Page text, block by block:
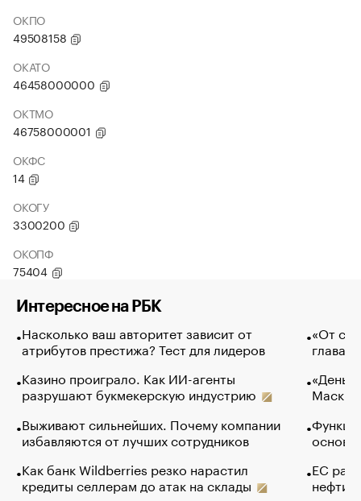
ОКПО
49508158
ОКАТО
46458000000
ОКТМО
46758000001
ОКФС
14
ОКОГУ
3300200
ОКОПФ
75404
Интересное на РБК
Насколько ваш авторитет зависит от
атрибутов престижа? Тест для лидеров
Казино проиграло. Как ИИ-агенты
разрушают букмекерскую индустрию
Выживают сильнейших. Почему компании
избавляются от лучших сотрудников
Как банк Wildberries резко нарастил
кредиты селлерам до атак на склады
«От
глава
Маск в
основ
ЕС
нефти